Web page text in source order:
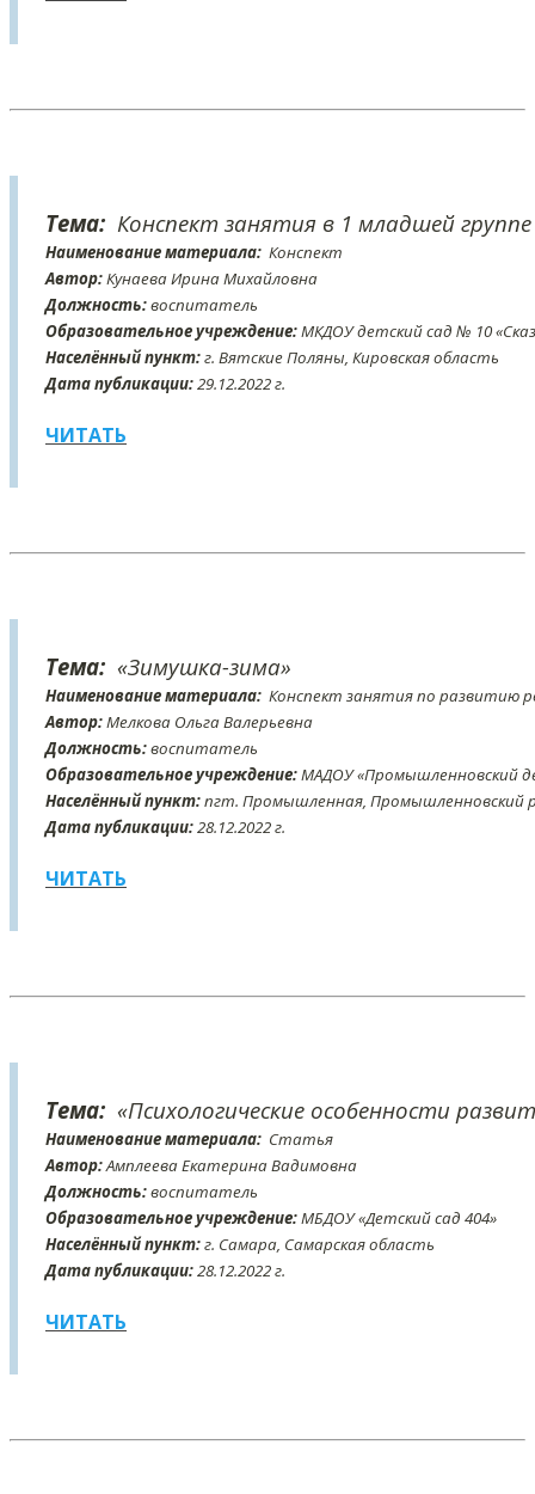
Тема: Конспект занятия в 1 младшей
Наименование материала: Конспект
Автор:Кунаева Ирина Михайловна
Должность:воспитатель
Образовательное учреждение:МКДОУ детский сад № 10
Населённый пункт:г. Вятские Поляны, Кировская область
Дата публикации:29.12.2022 г.
ЧИТАТЬ
Тема: «Зимушка-зима»
Наименование материала: Конспект занятия по развитию
Автор:Мелкова Ольга Валерьевна
Должность:воспитатель
Образовательное учреждение:МАДОУ «Промышленновский
Населённый пункт:пгт. Промышленная, Промышленновский
Дата публикации:28.12.2022 г.
ЧИТАТЬ
Тема: «Психологические особенности
Наименование материала: Статья
Автор:Амплеева Екатерина Вадимовна
Должность:воспитатель
Образовательное учреждение:МБДОУ «Детский сад 404»
Населённый пункт:г. Самара, Самарская область
Дата публикации:28.12.2022 г.
ЧИТАТЬ